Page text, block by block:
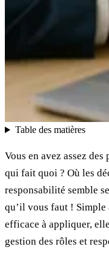
Table des matières
Vous en avez assez
qui fait quoi ? Où les
responsabilité semble
qu’il vous faut ! Simple
efficace à appliquer,
gestion des rôles et